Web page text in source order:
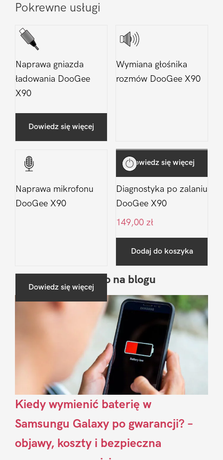
Pokrewne usługi
Naprawa gniazda
ładowania DooGee
X90
Dowiedz się więcej
Wymiana głośnika
rozmów DooGee X90
Dowiedz się więcej
Naprawa mikrofonu
DooGee X90
Dowiedz się więcej
Diagnostyka po zalaniu
DooGee X90
149,00 zł
Dodaj do koszyka
Pierwszy
Sidebar
Ostatnio na blogu
Kiedy wymienić baterię w
Samsungu Galaxy po gwarancji? –
objawy, koszty i bezpieczna